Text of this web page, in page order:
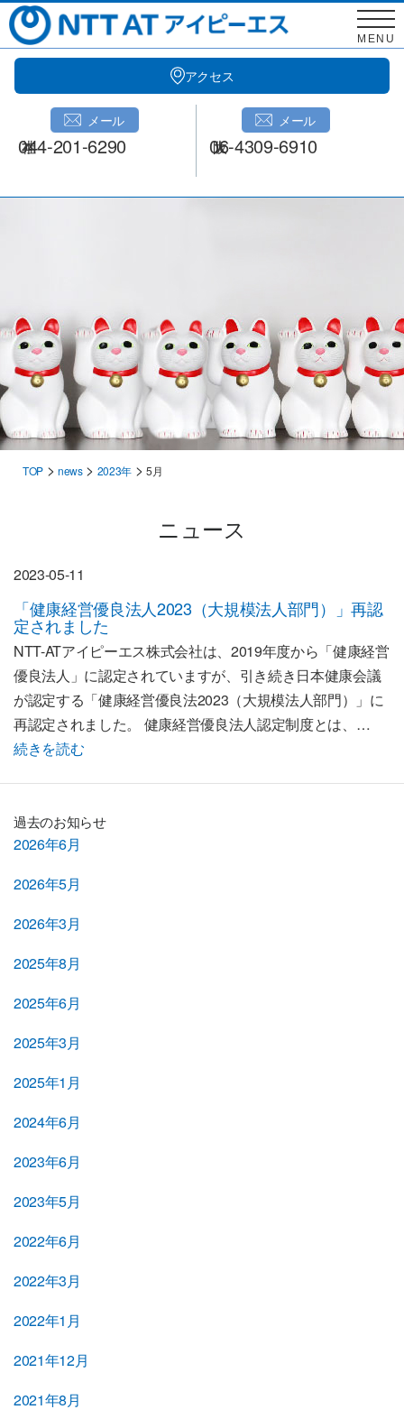
Skip
to
content
アクセス
メール
044-201-6290
メール
06-4309-6910
MENU
TOP > news> 2023年> 5月
過去のお知らせ
2026年6月
2026年5月
2026年3月
2025年8月
2025年6月
2025年3月
2025年1月
2024年6月
2023年6月
2023年5月
2022年6月
2022年3月
2022年1月
2021年12月
2021年8月
ニュース
2023-05-11
「健康経営優良法人2023（大規模法人部門）」再認
定されました
NTT-ATアイピーエス株式会社は、2019年度から「健康経営
優良法人」に認定されていますが、引き続き日本健康会議
が認定する「健康経営優良法2023（大規模法人部門）」に
再認定されました。 健康経営優良法人認定制度とは、…
続きを読む